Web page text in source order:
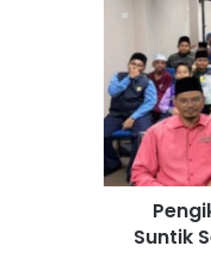
k
t
r
Suntik